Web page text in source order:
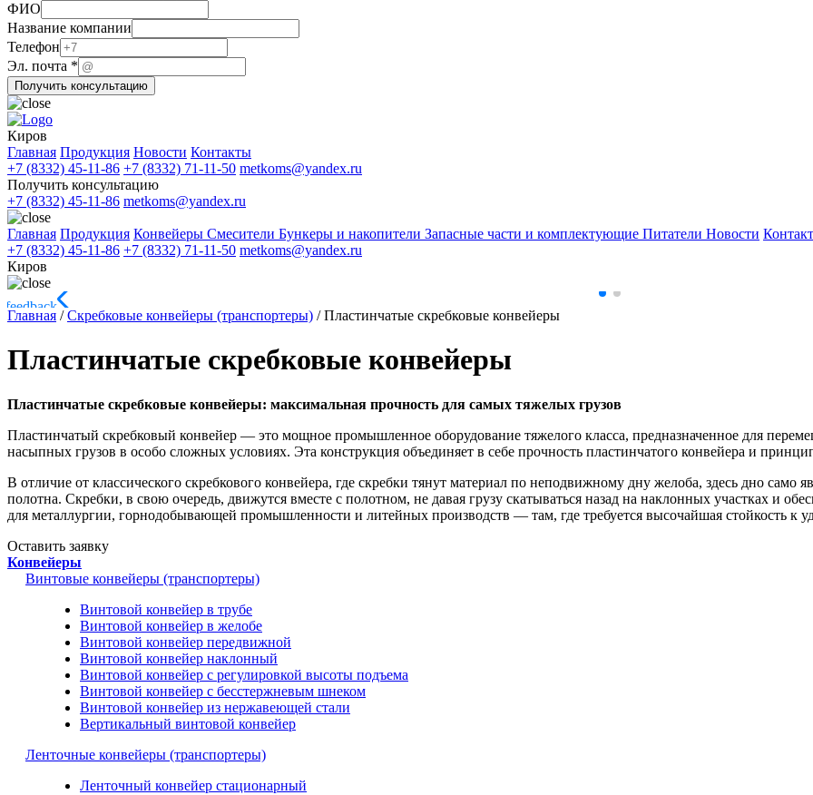
ФИО
Название компании
Эл.
ФИО
ФИО
Телефон
Эл. почта *
Получить консультацию
Киров
Главная Продукция Новости Контакты
+7 (8332) 45-11-86 +7 (8332) 71-11-50 metkoms@yandex.ru
Получить консультацию
+7 (8332) 45-11-86 metkoms@yandex.ru
Главная Продукция Конвейеры Смесители Бункеры и накопители Запасные части и комплектующие Питатели Новости
+7 (8332) 45-11-86 +7 (8332) 71-11-50 metkoms@yandex.ru
Киров
Главная /Скребковые конвейеры (транспортеры) /Пластинчатые скребковые конвейеры
Пластинчатые скребковые конвейеры
Пластинчатые скребковые конвейеры: максимальная прочность для самых тяжелых грузов
Пластинчатый скребковый конвейер — это мощное промышленное оборудование тяжелого класса, предназначенное для
насыпных грузов в особо сложных условиях. Эта конструкция объединяет в себе прочность пластинчатого конвейера и
В отличие от классического скребкового конвейера, где скребки тянут материал по неподвижному дну желоба, здесь дно само
полотна. Скребки, в свою очередь, движутся вместе с полотном, не давая грузу скатываться назад на наклонных участках и
для металлургии, горнодобывающей промышленности и литейных производств — там, где требуется высочайшая стойкость к
Оставить заявку
Конвейеры
Винтовые конвейеры (транспортеры)
Винтовой конвейер в трубе
Винтовой конвейер в желобе
Винтовой конвейер передвижной
Винтовой конвейер наклонный
Винтовой конвейер с регулировкой высоты подъема
Винтовой конвейер с бесстержневым шнеком
Винтовой конвейер из нержавеющей стали
Вертикальный винтовой конвейер
Ленточные конвейеры (транспортеры)
Ленточный конвейер стационарный